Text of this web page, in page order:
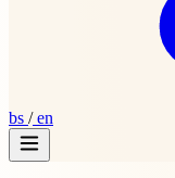
bs /en